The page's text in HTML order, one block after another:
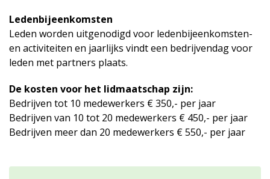
Ledenbijeenkomsten
Leden worden uitgenodigd voor ledenbijeenkomsten-
en activiteiten en jaarlijks vindt een bedrijvendag voor
leden met partners plaats.
De kosten voor het lidmaatschap zijn:
Bedrijven tot 10 medewerkers € 350,- per jaar
Bedrijven van 10 tot 20 medewerkers € 450,- per jaar
Bedrijven meer dan 20 medewerkers € 550,- per jaar